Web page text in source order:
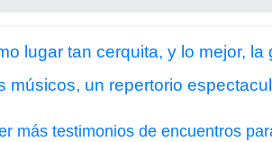
lugar tan cerquita, y lo mejor,
un repertorio
más testimonios de encuentros